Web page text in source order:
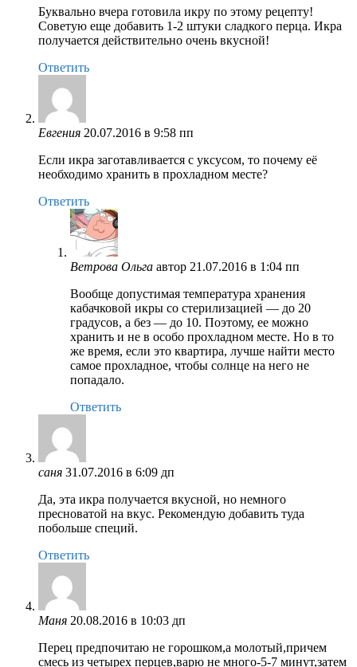
Буквально вчера готовила икру по этому рецепту!
Советую еще добавить 1-2 штуки сладкого перца. Икра
получается действительно очень вкусной!
Ответить
Евгения 20.07.2016 в 9:58 пп
Если икра заготавливается с уксусом, то почему её
необходимо хранить в прохладном месте?
Ответить
Ветрова Ольга автор 21.07.2016 в 1:04 пп
Вообще допустимая температура хранения
кабачковой икры со стерилизацией — до 20
градусов, а без — до 10. Поэтому, ее можно
хранить и не в особо прохладном месте. Но в то
же время, если это квартира, лучше найти место
самое прохладное, чтобы солнце на него не
попадало.
Ответить
саня 31.07.2016 в 6:09 дп
Да, эта икра получается вкусной, но немного
пресноватой на вкус. Рекомендую добавить туда
побольше специй.
Ответить
Маня 20.08.2016 в 10:03 дп
Перец предпочитаю не горошком,а молотый,причем
смесь из четырех перцев,варю не много-5-7 минут,затем